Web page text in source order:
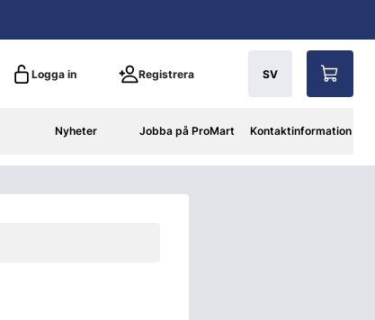
Logga in Registrera SV
Nyheter Jobba på ProMart Kontaktinformation